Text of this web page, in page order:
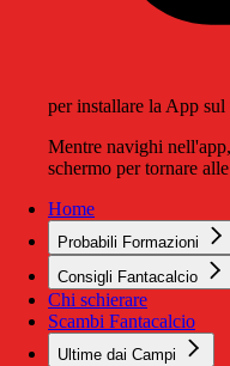
per installare la App
Mentre navighi
schermo per tornare
Home
Probabili Formazioni
Consigli Fantacalcio
Chi schierare
Scambi Fantacalcio
Ultime dai Campi